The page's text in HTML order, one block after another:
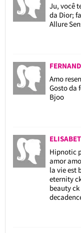
Ju, você
da Dior;
Allure
Amo
Gosto da
Bjoo
Hipnotic
amor
la vie est
eternity
beauty ck